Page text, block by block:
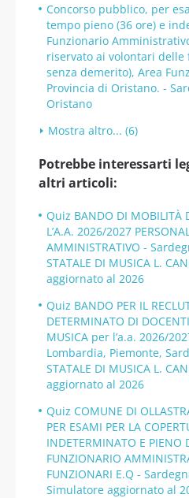
Concorso pubblico, per
tempo pieno (36 ore) e
Funzionario
riservato ai volontari delle
senza demerito), Area
Provincia di Oristano. -
Oristano
Mostra altro... (6)
Potrebbe interessarti
altri articoli:
Quiz BANDO DI MOBILITÀ
L’A.A. 2026/2027
AMMINISTRATIVO -
STATALE DI MUSICA L.
aggiornato al 2026
Quiz BANDO PER IL
DETERMINATO DI
MUSICA per l’a.a. 2026/
Lombardia, Piemonte,
STATALE DI MUSICA L.
aggiornato al 2026
Quiz COMUNE DI
PER ESAMI PER LA
INDETERMINATO E PIENO
FUNZIONARIO
FUNZIONARI E.Q -
Simulatore aggiornato al